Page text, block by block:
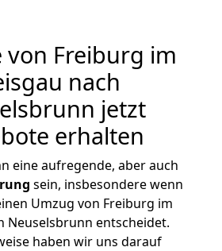
von Freiburg im
nach
jetzt
erhalten
eine aufregende, aber auch
sein, insbesondere wenn
Umzug von Freiburg im
Neuselsbrunn entscheidet.
haben wir uns darauf